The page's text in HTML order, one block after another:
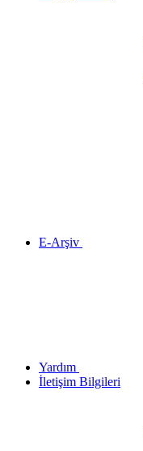
E-Arşiv
Yardım
İletişim Bilgileri